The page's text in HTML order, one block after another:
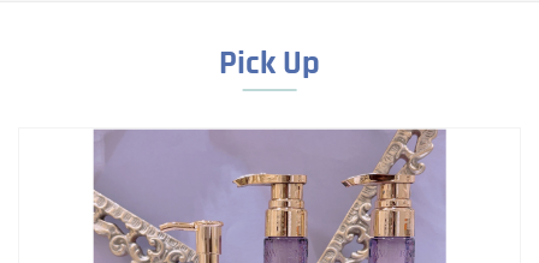
Pick Up